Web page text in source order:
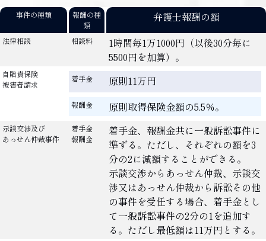
事件の種類
報酬の種
類
弁護士報酬の額
法律相談 相談料
1時間毎1万1000円（以後30分毎に
5500円を加算）。
自賠責保険
被害者請求
着手金 原則11万円
報酬金 原則取得保険金額の5.5％。
示談交渉及び
あっせん仲裁事件
着手金
報酬金
着手金、報酬金共に一般訴訟事件に
準ずる。ただし、それぞれの額を3
分の2に減額することができる。
示談交渉からあっせん仲裁、示談交
渉又はあっせん仲裁から訴訟その他
の事件を受任する場合、着手金とし
て一般訴訟事件の2分の1を追加す
る。ただし最低額は11万円とする。